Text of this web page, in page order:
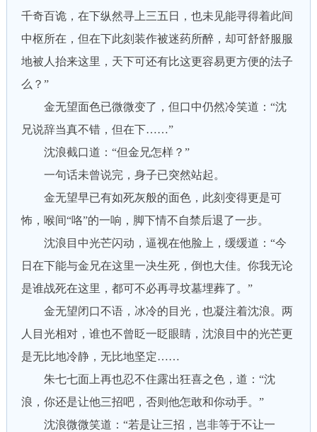
千奇百诡，在下纵然寻上三五日，也未见能寻得着此间
中枢所在，但在下此刻装作被迷药所醉，却可舒舒服服
地被人抬来这里，天下可还有比这更容易更方便的法子
么？”
金无望面色已微微变了，但口中仍然冷笑道：“沈
兄说辞当真不错，但在下……”
沈浪截口道：“但金兄怎样？”
一句话未曾说完，身子已突然站起。
金无望早已有如死灰般的面色，此刻变得更是可
怖，喉间“咯”的一响，脚下情不自禁后退了一步。
沈浪目中光芒闪动，逼视在他脸上，缓缓道：“今
日在下能与金兄在这里一决生死，倒也大佳。你我无论
是谁战死在这里，都可不必再寻坟墓埋葬了。”
金无望闭口不语，冰冷的目光，也凝注着沈浪。两
人目光相对，谁也不曾眨一眨眼睛，沈浪目中的光芒更
是无比地冷静，无比地坚定……
朱七七面上再也忍不住露出狂喜之色，道：“沈
浪，你还是让他三招吧，否则他怎敢和你动手。”
沈浪微微笑道：“若是让三招，岂非等于不让一